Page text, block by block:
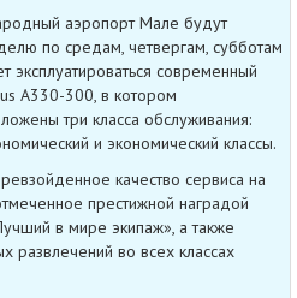
аэропорт Мале будут
по средам, четвергам, субботам
эксплуатироваться современный
A330-300, в котором
три класса обслуживания:
и экономический классы.
качество сервиса на
престижной наградой
в мире экипаж», а также
развлечений во всех классах